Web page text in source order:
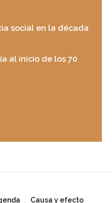
social en la década
al inicio de los 70
Causa y efecto